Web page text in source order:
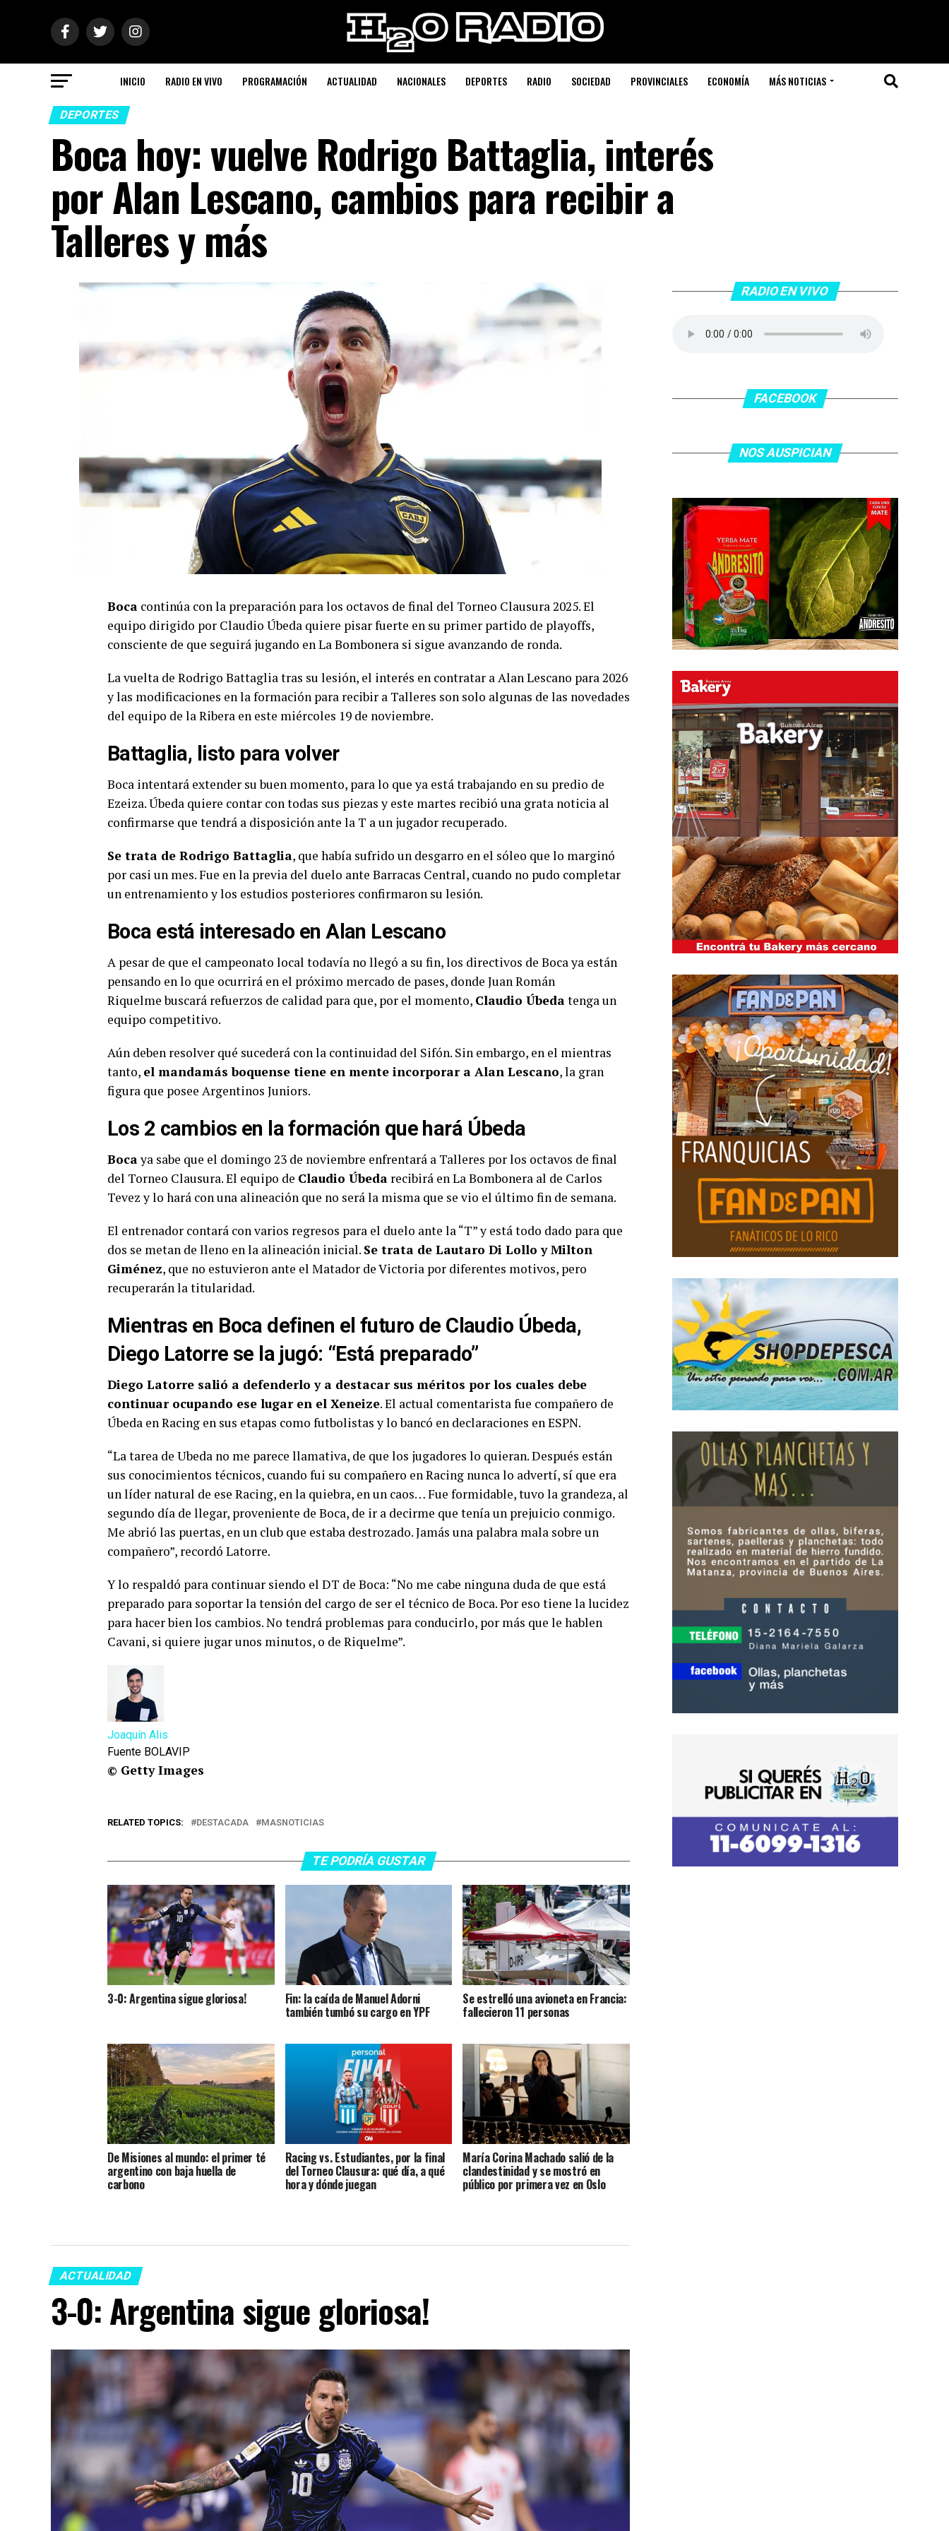
INICIO RADIO EN VIVO PROGRAMACIÓN ACTUALIDAD NACIONALES DEPORTES RADIO SOCIEDAD PROVINCIALES ECONOMÍA MÁS NOTICIAS
DEPORTES
Boca hoy: vuelve Rodrigo Battaglia, interés
por Alan Lescano, cambios para recibir a
Talleres y más
Boca continúa con la preparación para los octavos de final del Torneo Clausura 2025. El
equipo dirigido por Claudio Úbeda quiere pisar fuerte en su primer partido de playoffs,
consciente de que seguirá jugando en La Bombonera si sigue avanzando de ronda.
La vuelta de Rodrigo Battaglia tras su lesión, el interés en contratar a Alan Lescano para 2026
y las modificaciones en la formación para recibir a Talleres son solo algunas de las novedades
del equipo de la Ribera en este miércoles 19 de noviembre.
Battaglia, listo para volver
Boca intentará extender su buen momento, para lo que ya está trabajando en su predio de
Ezeiza. Úbeda quiere contar con todas sus piezas y este martes recibió una grata noticia al
confirmarse que tendrá a disposición ante la T a un jugador recuperado.
Se trata de Rodrigo Battaglia, que había sufrido un desgarro en el sóleo que lo marginó
por casi un mes. Fue en la previa del duelo ante Barracas Central, cuando no pudo completar
un entrenamiento y los estudios posteriores confirmaron su lesión.
Boca está interesado en Alan Lescano
A pesar de que el campeonato local todavía no llegó a su fin, los directivos de Boca ya están
pensando en lo que ocurrirá en el próximo mercado de pases, donde Juan Román
Riquelme buscará refuerzos de calidad para que, por el momento, Claudio Úbedatenga un
equipo competitivo.
Aún deben resolver qué sucederá con la continuidad del Sifón. Sin embargo, en el mientras
tanto, el mandamás boquense tiene en mente incorporar a Alan Lescano, la gran
figura que posee Argentinos Juniors.
Los 2 cambios en la formación que hará Úbeda
Bocaya sabe que el domingo 23 de noviembre enfrentará a Talleres por los octavos de final
del Torneo Clausura. El equipo de Claudio Úbeda recibirá en La Bombonera al de Carlos
Tevez y lo hará con una alineación que no será la misma que se vio el último fin de semana.
El entrenador contará con varios regresos para el duelo ante la “T” y está todo dado para que
dos se metan de lleno en la alineación inicial. Se trata de Lautaro Di Lollo y Milton
Giménez, que no estuvieron ante el Matador de Victoria por diferentes motivos, pero
recuperarán la titularidad.
Mientras en Boca definen el futuro de Claudio Úbeda,
Diego Latorre se la jugó: “Está preparado”
Diego Latorre salió a defenderlo y a destacar sus méritos por los cuales debe
continuar ocupando ese lugar en el Xeneize. El actual comentarista fue compañero de
Úbeda en Racing en sus etapas como futbolistas y lo bancó en declaraciones en ESPN.
“La tarea de Ubeda no me parece llamativa, de que los jugadores lo quieran. Después están
sus conocimientos técnicos, cuando fui su compañero en Racing nunca lo advertí, sí que era
un líder natural de ese Racing, en la quiebra, en un caos… Fue formidable, tuvo la grandeza, al
segundo día de llegar, proveniente de Boca, de ir a decirme que tenía un prejuicio conmigo.
Me abrió las puertas, en un club que estaba destrozado. Jamás una palabra mala sobre un
compañero”, recordó Latorre.
Y lo respaldó para continuar siendo el DT de Boca: “No me cabe ninguna duda de que está
preparado para soportar la tensión del cargo de ser el técnico de Boca. Por eso tiene la lucidez
para hacer bien los cambios. No tendrá problemas para conducirlo, por más que le hablen
Cavani, si quiere jugar unos minutos, o de Riquelme”.
Joaquín Alis
Fuente BOLAVIP
© Getty Images
RELATED TOPICS: DESTACADA MASNOTICIAS
TE PODRÍA GUSTAR
3-0: Argentina sigue gloriosa! Fin: la caída de Manuel Adorni
también tumbó su cargo en YPF
Se estrelló una avioneta en Francia:
fallecieron 11 personas
De Misiones al mundo: el primer té
argentino con baja huella de
carbono
Racing vs. Estudiantes, por la final
del Torneo Clausura: qué día, a qué
hora y dónde juegan
María Corina Machado salió de la
clandestinidad y se mostró en
público por primera vez en Oslo
ACTUALIDAD
3-0: Argentina sigue gloriosa!
RADIO EN VIVO
FACEBOOK
NOS AUSPICIAN